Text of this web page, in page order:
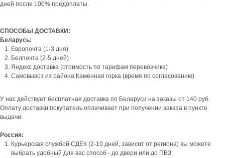
дней после 100% предоплаты.
СПОСОБЫ ДОСТАВКИ:
Беларусь:
Европочта (1-3 дня)
Белпочта (2-5 дней)
Яндекс доставка (стоимость по тарифам перевозчика)
Самовывоз из района Каменная горка (время по согласованию)
У нас действует бесплатная доставка по Беларуси на заказы от 140 руб.
Оплату доставки покупатель оплачивает при получении заказа в пункте
выдачи.
Россия:
Курьерская службой СДЕК (2-10 дней, зависит от региона) вы можете
выбрать удобный для вас способ - до двери или до ПВЗ.